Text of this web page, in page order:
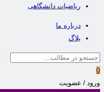
ریاضیات دانشگاهی
درباره ما
بلاگ
0
ورود / عضویت